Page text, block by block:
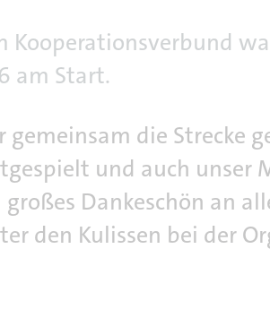
Kooperationsverbund
am Start.
gemeinsam die Strecke
und auch unser
Dankeschön an
den Kulissen bei der